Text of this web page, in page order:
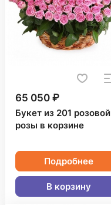
65 050 ₽
Букет из 201 розовой
розы в корзине
Подробнее
В корзину